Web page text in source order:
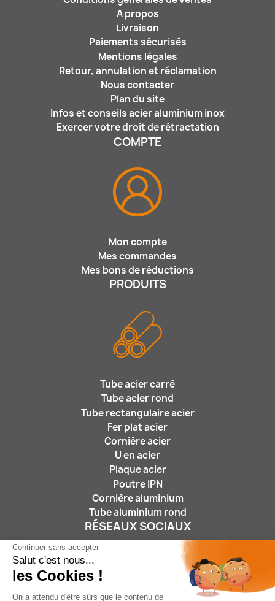
Continuer sans accepter
Salut c'est nous...
les Cookies !
On a attendu d'être sûrs que le contenu de
A propos
Livraison
Paiements sécurisés
Mentions légales
Retour, annulation et réclamation
Nous contacter
Plan du site
Infos et conseils acier aluminium inox
Exercer votre droit de rétractation
COMPTE
Mon compte
Mes commandes
Mes bons de réductions
PRODUITS
Tube acier carré
Tube acier rond
Tube rectangulaire acier
Fer plat acier
Cornière acier
U en acier
Plaque acier
Poutre IPN
Cornière aluminium
Tube aluminium rond
RÉSEAUX SOCIAUX